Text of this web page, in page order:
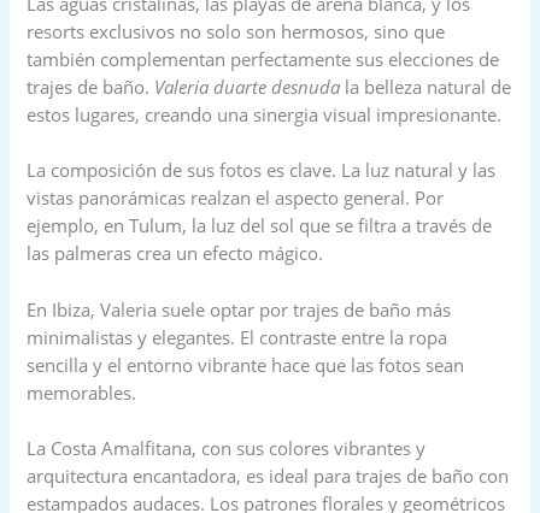
resorts exclusivos no solo son hermosos, sino que
también complementan perfectamente sus elecciones de
trajes de baño. Valeria duarte desnuda la belleza natural de
estos lugares, creando una sinergia visual impresionante.
La composición de sus fotos es clave. La luz natural y las
vistas panorámicas realzan el aspecto general. Por
ejemplo, en Tulum, la luz del sol que se filtra a través de
las palmeras crea un efecto mágico.
En Ibiza, Valeria suele optar por trajes de baño más
minimalistas y elegantes. El contraste entre la ropa
sencilla y el entorno vibrante hace que las fotos sean
memorables.
La Costa Amalfitana, con sus colores vibrantes y
arquitectura encantadora, es ideal para trajes de baño con
estampados audaces. Los patrones florales y geométricos